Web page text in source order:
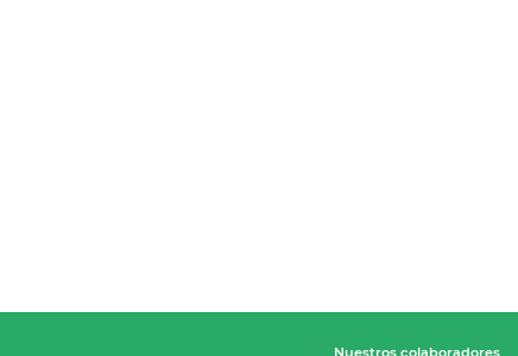
Nuestros colaboradores